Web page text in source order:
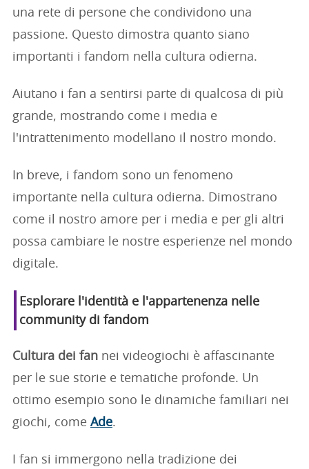
una rete di persone che condividono una
passione. Questo dimostra quanto siano
importanti i fandom nella cultura odierna.
Aiutano i fan a sentirsi parte di qualcosa di più
grande, mostrando come i media e
l'intrattenimento modellano il nostro mondo.
In breve, i fandom sono un fenomeno
importante nella cultura odierna. Dimostrano
come il nostro amore per i media e per gli altri
possa cambiare le nostre esperienze nel mondo
digitale.
Esplorare l'identità e l'appartenenza nelle
community di fandom
Cultura dei fan nei videogiochi è affascinante
per le sue storie e tematiche profonde. Un
ottimo esempio sono le dinamiche familiari nei
giochi, come Ade.
I fan si immergono nella tradizione dei